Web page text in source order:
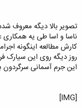
تصویر بالا دیگه معروف
ناسا و اسا طی یه همکاری
روز دیگه روی این سیارک
این جرم آسمانی سرگردون
[IMG]